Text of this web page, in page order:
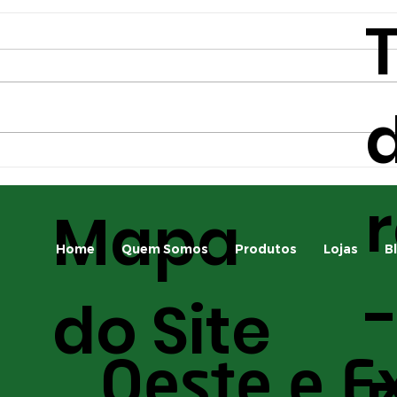
safrinha e como
A
Mapa
do Site
Home Quem Somos Produtos Lojas